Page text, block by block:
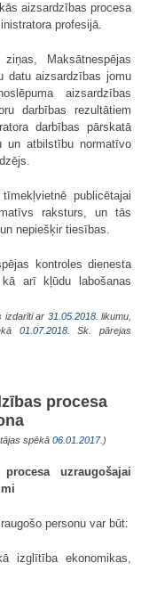
aizsardzības procesa
profesijā.
Maksātnespējas
datu aizsardzības jomu
aizsardzības
darbības rezultātiem
darbības pārskatā
un atbilstību normatīvo
publicētajai
raksturs, un tās
nepiešķir tiesības.
kontroles dienesta
arī kļūdu labošanas
izdarīti ar 31.05.2018. likumu,
01.07.2018. Sk. pārejas
procesa
spēkā 06.01.2017. )
uzraugošajai
personu var būt:
izglītība ekonomikas,